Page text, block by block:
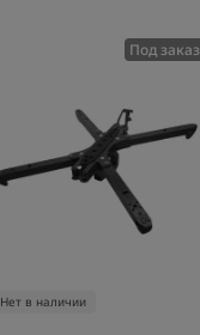
Под заказ
Нет в наличии